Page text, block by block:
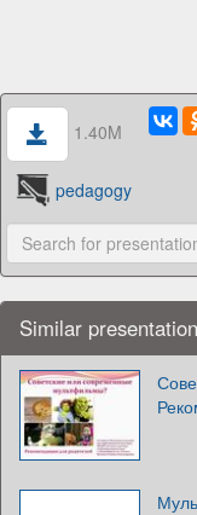
1.40M
pedagogy
Similar